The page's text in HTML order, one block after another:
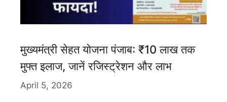
मुख्यमंत्री सेहत योजना पंजाब: ₹10 लाख तक
मुफ्त इलाज, जानें रजिस्ट्रेशन और लाभ
April 5, 2026